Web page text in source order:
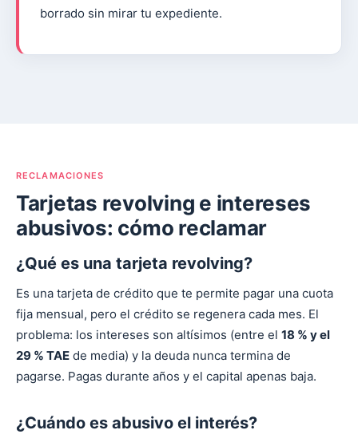
borrado sin mirar tu expediente.
RECLAMACIONES
Tarjetas revolving e intereses
abusivos: cómo reclamar
¿Qué es una tarjeta revolving?
Es una tarjeta de crédito que te permite pagar una cuota
fija mensual, pero el crédito se regenera cada mes. El
problema: los intereses son altísimos (entre el 18 % y el
29 % TAE de media) y la deuda nunca termina de
pagarse. Pagas durante años y el capital apenas baja.
¿Cuándo es abusivo el interés?